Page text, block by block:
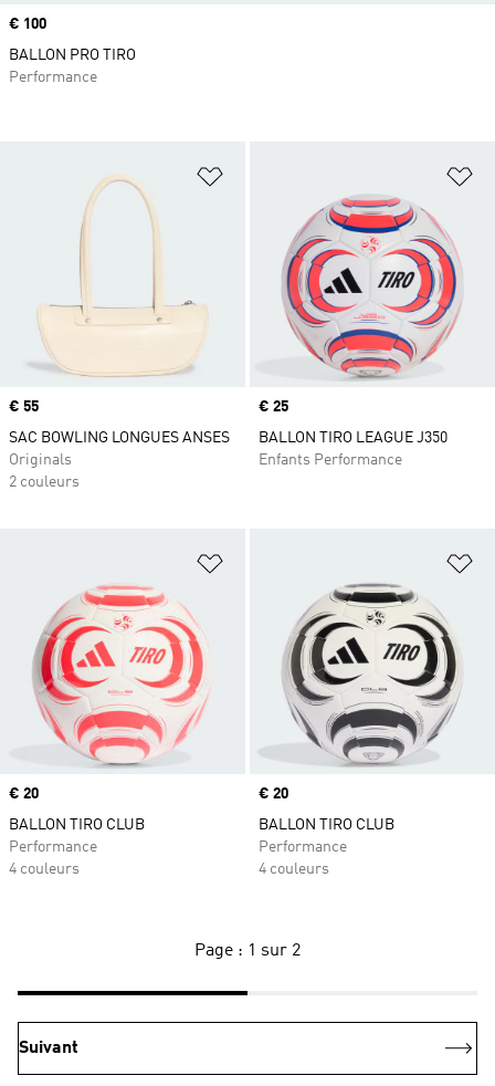
Ajouter à la Liste de produits
Prix
€ 55
SAC BOWLING LONGUES ANSES
Originals
2 couleurs
Prix
€ 25
BALLON TIRO LEAGUE J350
Enfants Performance
Ajouter à la Liste de produits
Prix
€ 20
BALLON TIRO CLUB
Performance
4 couleurs
Prix
€ 20
BALLON TIRO CLUB
Performance
4 couleurs
Prix
€ 100
BALLON PRO TIRO
Performance
Page : 1 sur 2
Suivant